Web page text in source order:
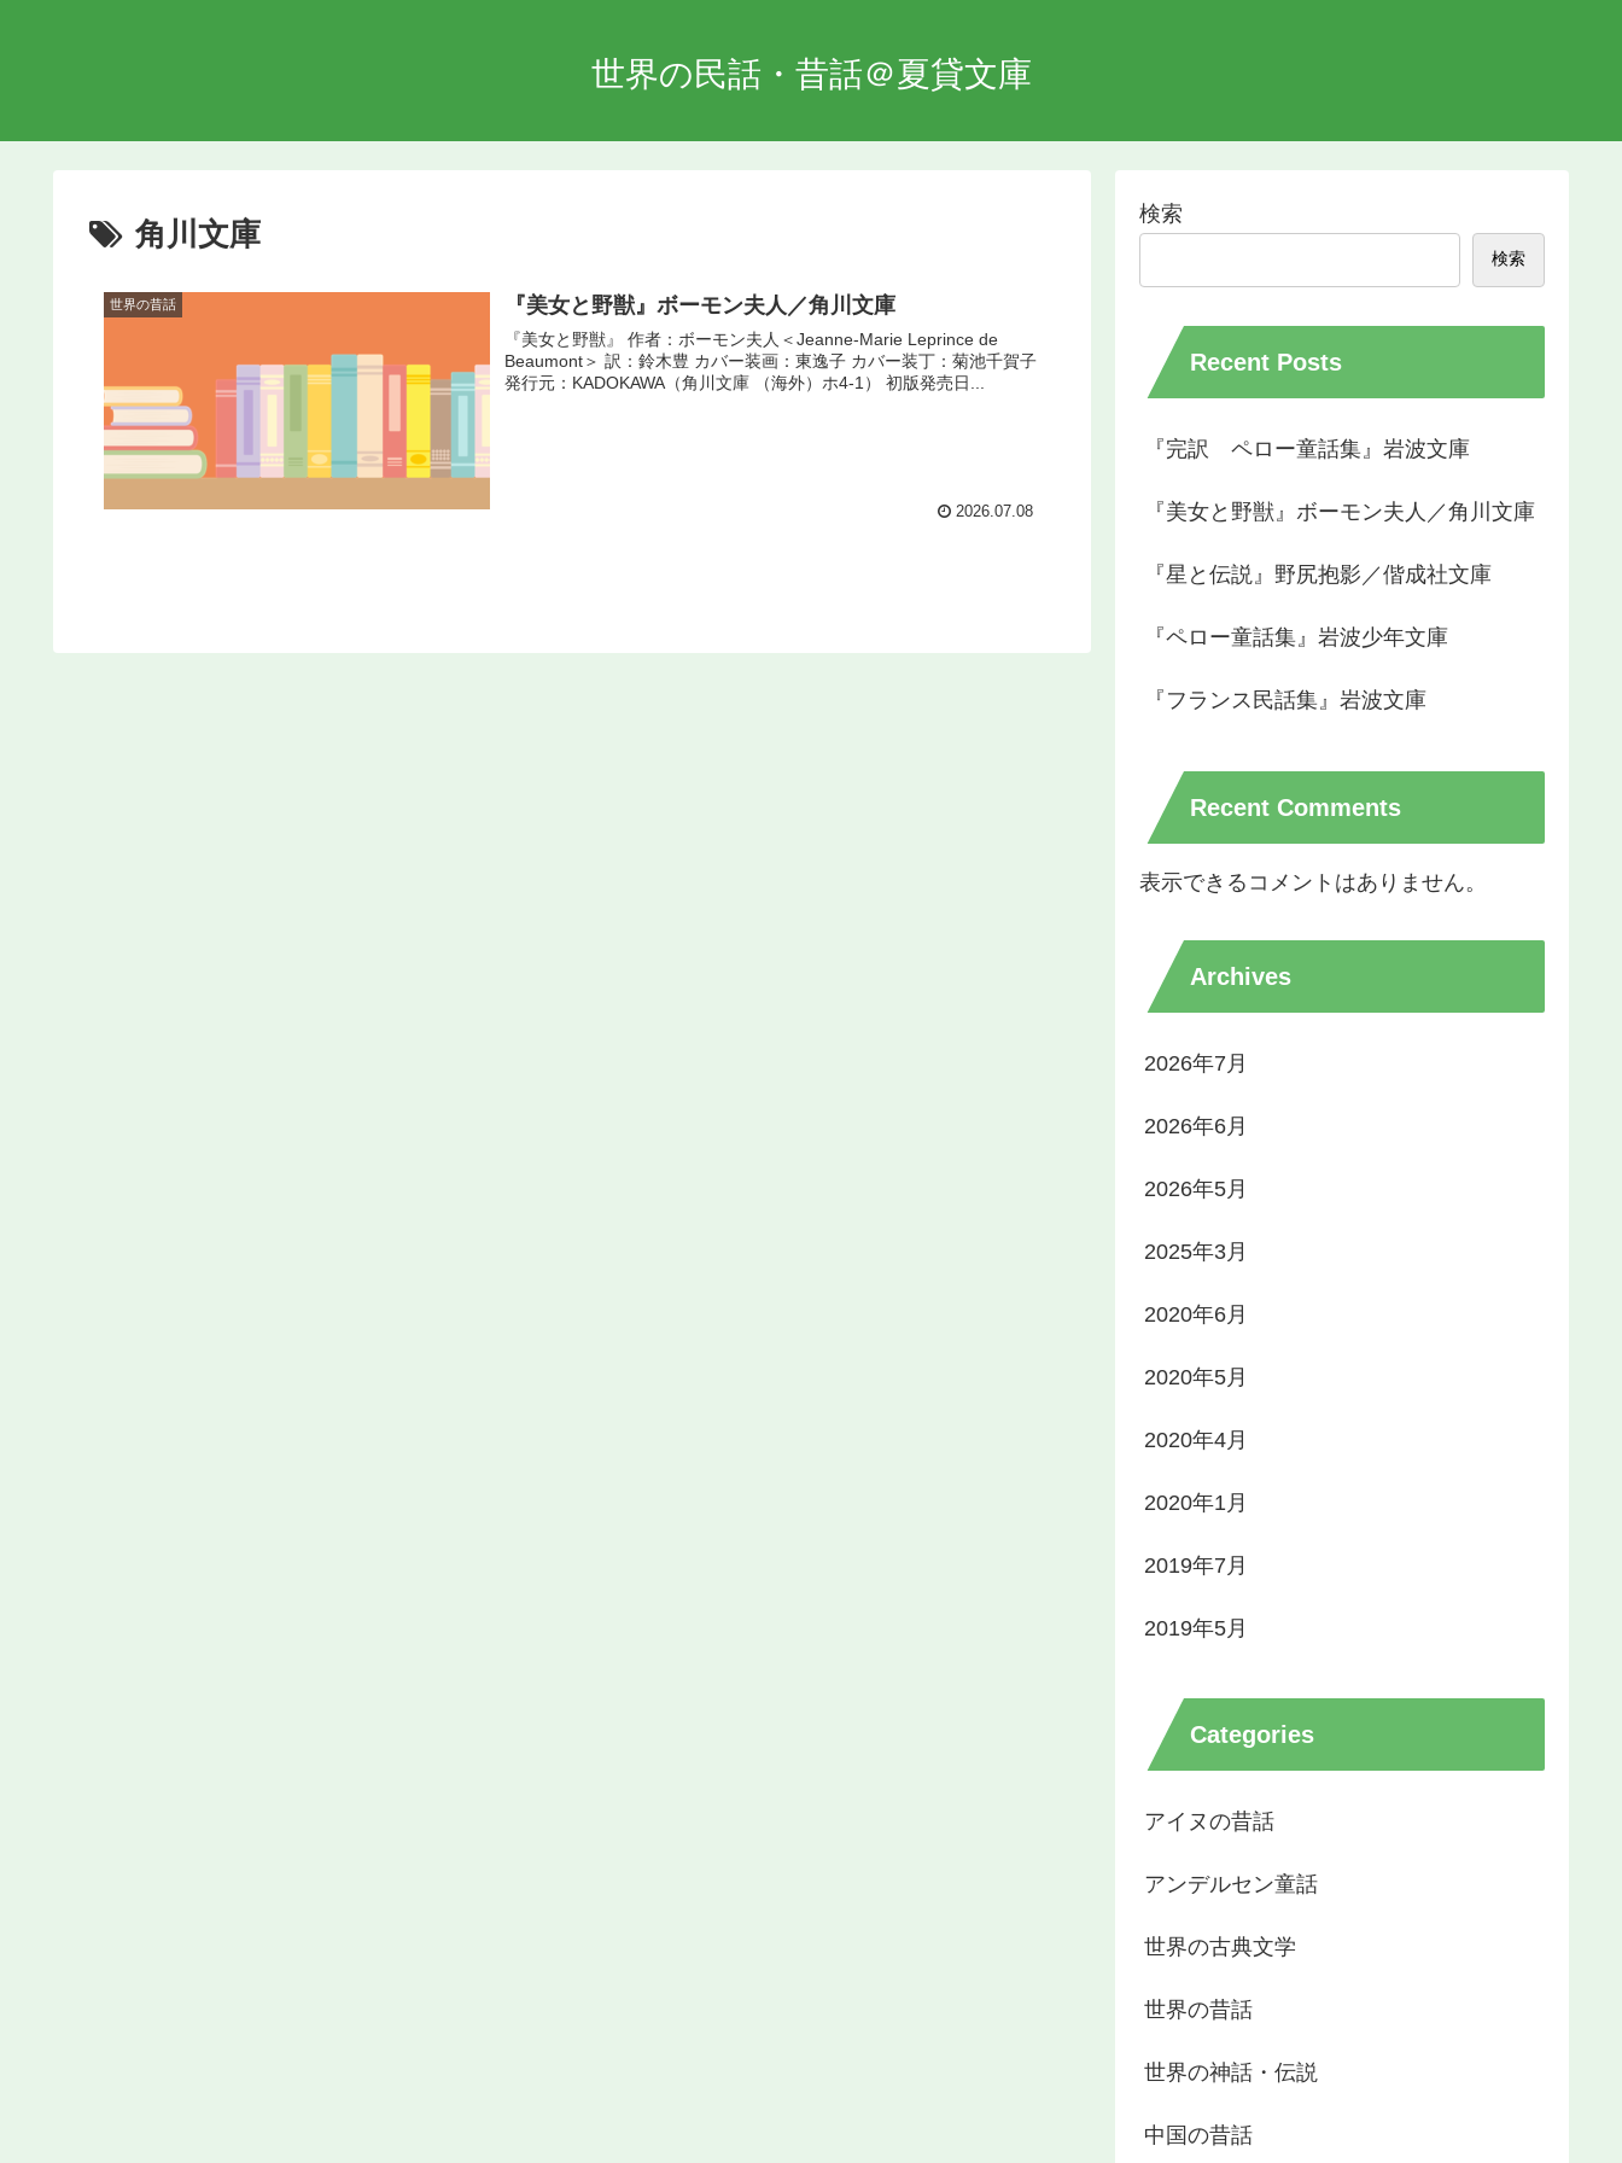
世界の民話・昔話＠夏貸文庫
角川文庫
世界の昔話 『美女と野獣』ボーモン夫人／角川文庫
『美女と野獣』 作者：ボーモン夫人＜Jeanne-Marie Leprince de
Beaumont＞ 訳：鈴木豊 カバー装画：東逸子 カバー装丁：菊池千賀子
発行元：KADOKAWA（角川文庫 （海外）ホ4-1） 初版発売日...
2026.07.08
検索
検索
Recent Posts
『完訳 ペロー童話集』岩波文庫
『美女と野獣』ボーモン夫人／角川文庫
『星と伝説』野尻抱影／偕成社文庫
『ペロー童話集』岩波少年文庫
『フランス民話集』岩波文庫
Recent Comments
表示できるコメントはありません。
Archives
2026年7月
2026年6月
2026年5月
2025年3月
2020年6月
2020年5月
2020年4月
2020年1月
2019年7月
2019年5月
Categories
アイヌの昔話
アンデルセン童話
世界の古典文学
世界の昔話
世界の神話・伝説
中国の昔話